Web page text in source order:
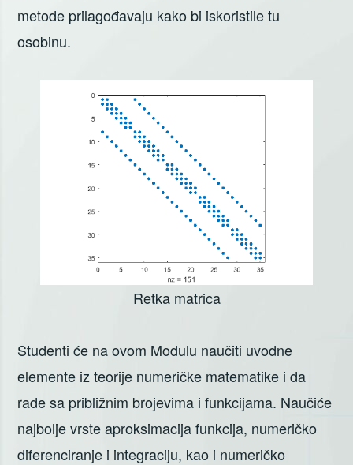
metode prilagođavaju kako bi iskoristile tu
osobinu.
Retka matrica
Studenti će na ovom Modulu naučiti uvodne
elemente iz teorije numeričke matematike i da
rade sa približnim brojevima i funkcijama. Naučiće
najbolje vrste aproksimacija funkcija, numeričko
diferenciranje i integraciju, kao i numeričko